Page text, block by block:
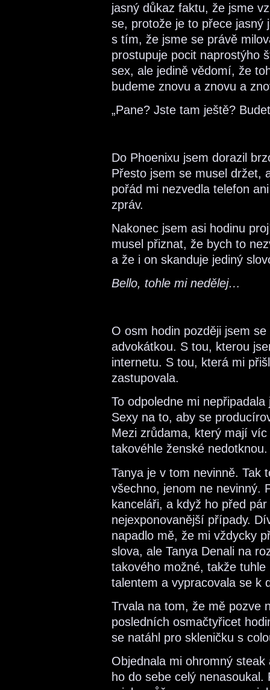
jasný důkaz faktu, že jsme
se, protože je to přece jasný
s tím, že jsme se právě
prostupuje pocit naprostýho
sex, ale jedině vědomí, že
budeme znovu a znovu a
„Pane? Jste tam ještě?
Do Phoenixu jsem dorazil
Přesto jsem se musel držet,
pořád mi nezvedla telefon
zpráv.
Nakonec jsem asi hodinu
musel přiznat, že bych to
a že i on skanduje jediný
Bello, tohle mi nedělej…
O osm hodin později jsem
advokátkou. S tou, kterou
internetu. S tou, která mi
zastupovala.
To odpoledne mi
Sexy na to, aby se
Mezi zrůdama, který mají
takovéhle ženské nedotknou.
Tanya je v tom nevinně. Tak
všechno, jenom ne nevinný.
kanceláři, a když ho před
nejexponovanější případy.
napadlo mě, že mi vždycky
slova, ale Tanya Denali na
takového možné, takže
talentem a vypracovala se k
Trvala na tom, že mě pozve
posledních osmačtyřicet
se natáhl pro skleničku s
Objednala mi ohromný
ho do sebe celý